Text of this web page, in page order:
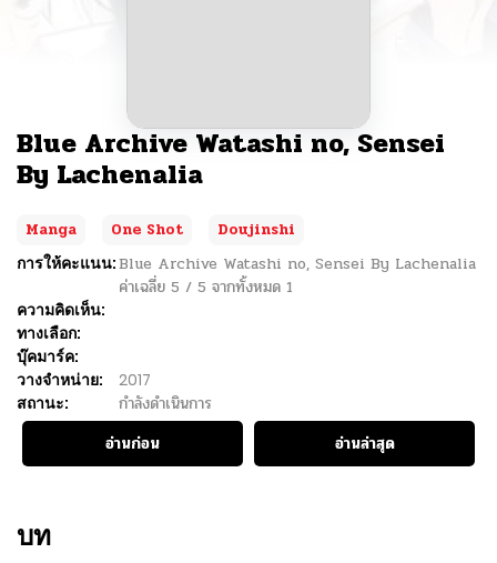
Blue Archive Watashi no, Sensei
By Lachenalia
Manga One Shot
Doujinshi
การให้คะแนน:Blue Archive Watashi no, Sensei By Lachenalia
ค่าเฉลี่ย 5 / 5 จากทั้งหมด 1
ความคิดเห็น:
ทางเลือก:
บุ๊คมาร์ค:
วางจำหน่าย:
2017
สถานะ:
กำลังดำเนินการ
อ่านก่อน
อ่านล่าสุด
บท